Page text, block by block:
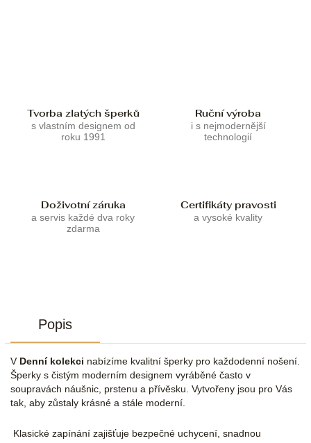
Tvorba zlatých šperků
s vlastním designem od
roku 1991
Ruční výroba
i s nejmodernější
technologií
Doživotní záruka
a servis každé dva roky
zdarma
Certifikáty pravosti
a vysoké kvality
Popis
V Denní kolekci nabízíme kvalitní šperky pro každodenní nošení.
Šperky s čistým moderním designem vyráběné často v
soupravách náušnic, prstenu a přívěsku. Vytvořeny jsou pro Vás
tak, aby zůstaly krásné a stále moderní.
Klasické zapínání zajišťuje bezpečné uchycení, snadnou